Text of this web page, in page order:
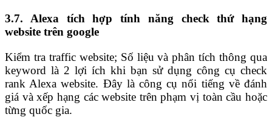
3.7. Alexa tích hợp tính năng check thứ hạng
website trên google
Kiểm tra traffic website; Số liệu và phân tích thông qua
keyword là 2 lợi ích khi bạn sử dụng công cụ check
rank Alexa website. Đây là công cụ nổi tiếng về đánh
giá và xếp hạng các website trên phạm vị toàn cầu hoặc
từng quốc gia.